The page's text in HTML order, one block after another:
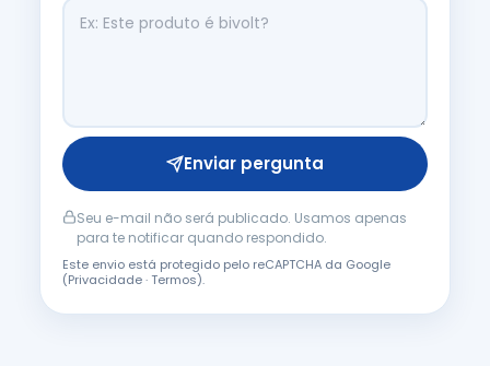
Enviar pergunta
Seu e-mail não será publicado. Usamos apenas
para te notificar quando respondido.
Este envio está protegido pelo reCAPTCHA da Google
(Privacidade·Termos).